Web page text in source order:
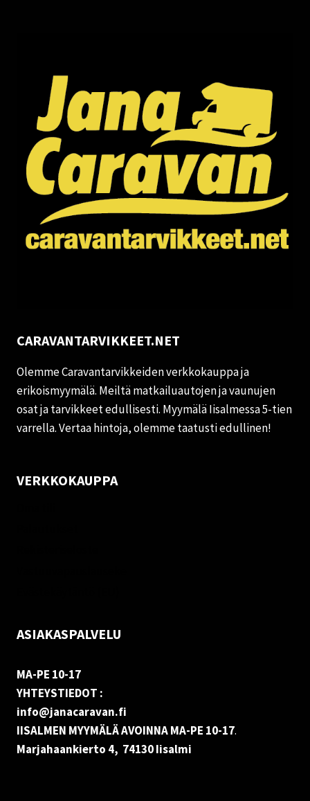
CARAVANTARVIKKEET.NET
Olemme Caravantarvikkeiden verkkokauppa ja
erikoismyymälä. Meiltä matkailuautojen ja vaunujen
osat ja tarvikkeet edullisesti. Myymälä Iisalmessa 5-tien
varrella. Vertaa hintoja, olemme taatusti edullinen!
VERKKOKAUPPA
ASIAKASPALVELU
MA-PE 10-17
YHTEYSTIEDOT :
info@janacaravan.fi
IISALMEN MYYMÄLÄ AVOINNA MA-PE 10-17.
Marjahaankierto 4, 74130 Iisalmi